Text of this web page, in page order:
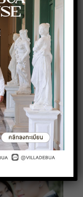
ดอ บัว เป็นส่วน
กมาสวยหวาน
น ก็สามารถถ่าย